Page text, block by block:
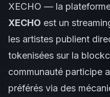
XECHO — la
XECHO est un
les artistes publient
tokenisées sur la
communauté participe
préférés via des